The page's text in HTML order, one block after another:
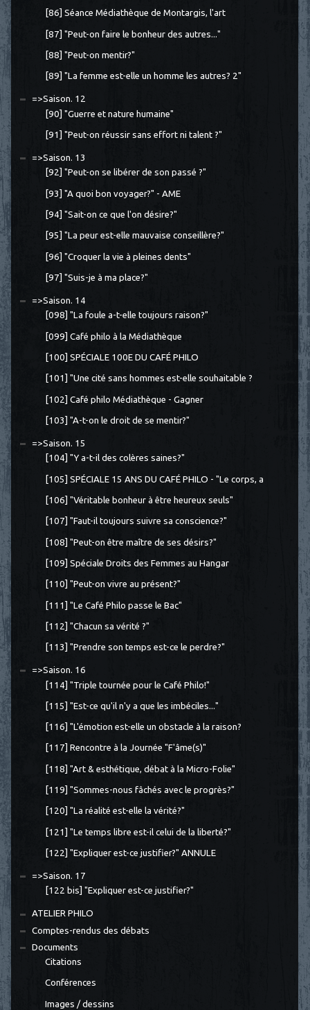
[86] Séance Médiathèque de Montargis, l'art
[87] "Peut-on faire le bonheur des autres..."
[88] "Peut-on mentir?"
[89] "La femme est-elle un homme les autres? 2"
=>Saison. 12
[90] "Guerre et nature humaine"
[91] "Peut-on réussir sans effort ni talent ?"
=>Saison. 13
[92] "Peut-on se libérer de son passé ?"
[93] "A quoi bon voyager?" - AME
[94] "Sait-on ce que l'on désire?"
[95] "La peur est-elle mauvaise conseillère?"
[96] "Croquer la vie à pleines dents"
[97] "Suis-je à ma place?"
=>Saison. 14
[098] "La foule a-t-elle toujours raison?"
[099] Café philo à la Médiathèque
[100] SPÉCIALE 100E DU CAFÉ PHILO
[101] "Une cité sans hommes est-elle souhaitable ?
[102] Café philo Médiathèque - Gagner
[103] "A-t-on le droit de se mentir?"
=>Saison. 15
[104] "Y a-t-il des colères saines?"
[105] SPÉCIALE 15 ANS DU CAFÉ PHILO - "Le corps, a
[106] "Véritable bonheur à être heureux seuls"
[107] "Faut-il toujours suivre sa conscience?"
[108] "Peut-on être maître de ses désirs?"
[109] Spéciale Droits des Femmes au Hangar
[110] "Peut-on vivre au présent?"
[111] "Le Café Philo passe le Bac"
[112] "Chacun sa vérité ?"
[113] "Prendre son temps est-ce le perdre?"
=>Saison. 16
[114] "Triple tournée pour le Café Philo!"
[115] "Est-ce qu'il n'y a que les imbéciles..."
[116] "L'émotion est-elle un obstacle à la raison?
[117] Rencontre à la Journée "F'âme(s)"
[118] "Art & esthétique, débat à la Micro-Folie"
[119] "Sommes-nous fâchés avec le progrès?"
[120] "La réalité est-elle la vérité?"
[121] "Le temps libre est-il celui de la liberté?"
[122] "Expliquer est-ce justifier?" ANNULE
=>Saison. 17
[122 bis] "Expliquer est-ce justifier?"
ATELIER PHILO
Comptes-rendus des débats
Documents
Citations
Conférences
Images / dessins